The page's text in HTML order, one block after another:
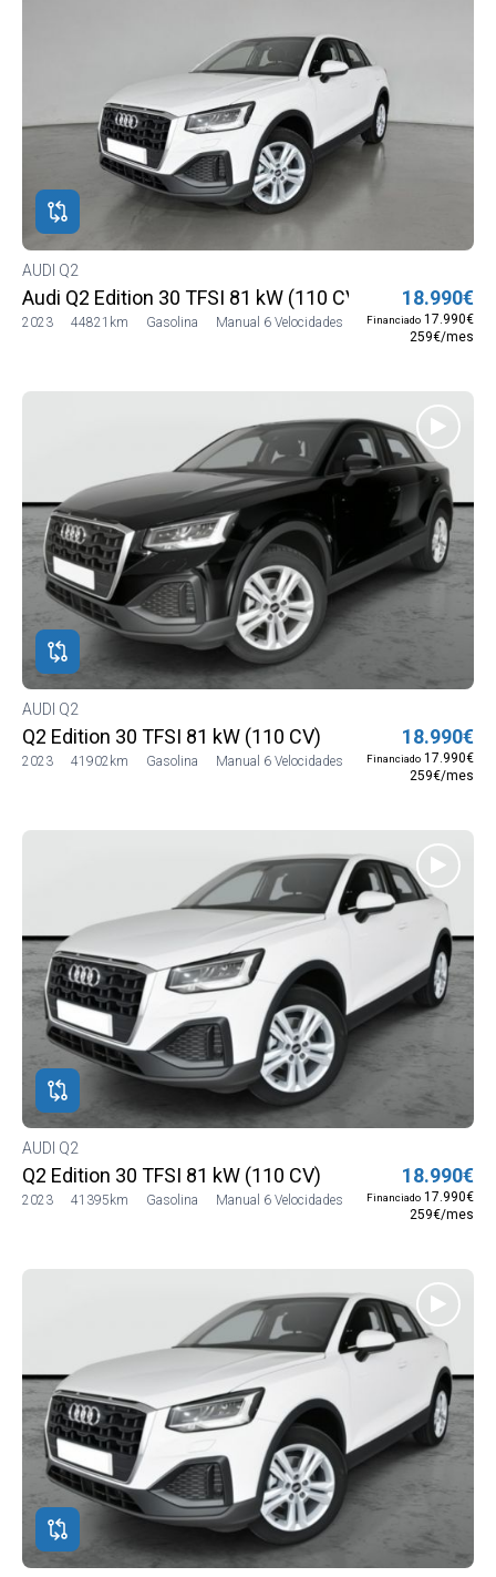
AUDI Q2
Audi Q2 Edition 30 TFSI 81 kW (110 CV)
2023 44821km Gasolina Manual 6 Velocidades
18.990€
Financiado 17.990€
259€/mes
AUDI Q2
Q2 Edition 30 TFSI 81 kW (110 CV)
2023 41902km Gasolina Manual 6 Velocidades
18.990€
Financiado 17.990€
259€/mes
AUDI Q2
Q2 Edition 30 TFSI 81 kW (110 CV)
2023 41395km Gasolina Manual 6 Velocidades
18.990€
Financiado 17.990€
259€/mes